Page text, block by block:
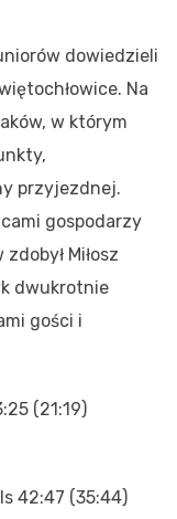
dowiedzieli
Na
w którym
przyjezdnej.
gospodarzy
Miłosz
dwukrotnie
gości i
(21:19)
42:47 (35:44)